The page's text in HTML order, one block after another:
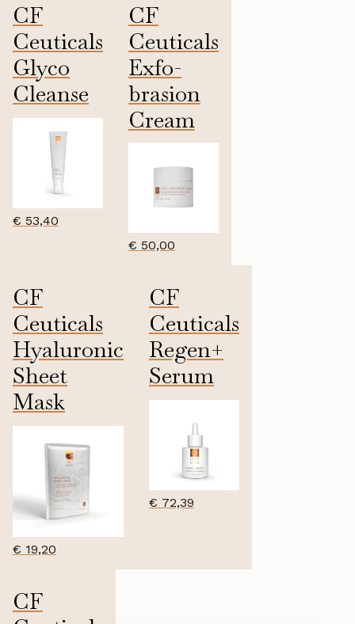
CF
Ceuticals
Glyco
Cleanse
€ 53,40
CF
Ceuticals
Exfo-
brasion
Cream
€ 50,00
CF
Ceuticals
Hyaluronic
Sheet
Mask
€ 19,20
CF
Ceuticals
Regen+
Serum
€ 72,39
CF